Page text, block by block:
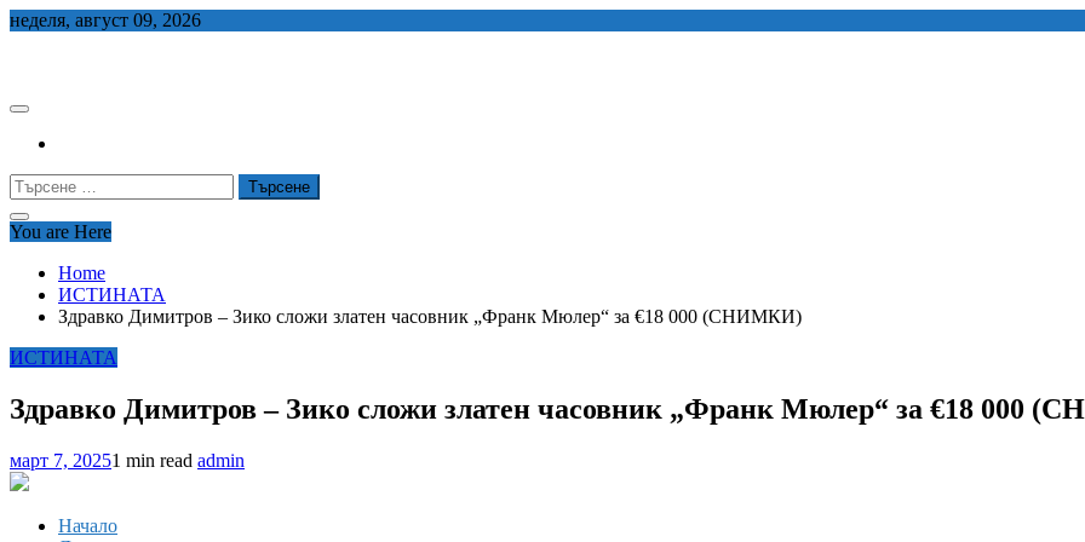
Skip
неделя, август 09, 2026
Търсене
за:
You are Here
Home
ИСТИНАТА
Здравко Димитров – Зико сложи златен часовник „Франк Мюлер“ за €18 000 (СНИМКИ)
ИСТИНАТА
Здравко Димитров – Зико сложи златен часовник „Франк Мюлер“ за €18 000
март 7, 20251 min read admin
Начало